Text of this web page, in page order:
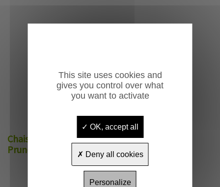
Chaise empilable
Prunelli
This site uses cookies and
gives you control over what
you want to activate
OK, accept all
Deny all cookies
Personalize